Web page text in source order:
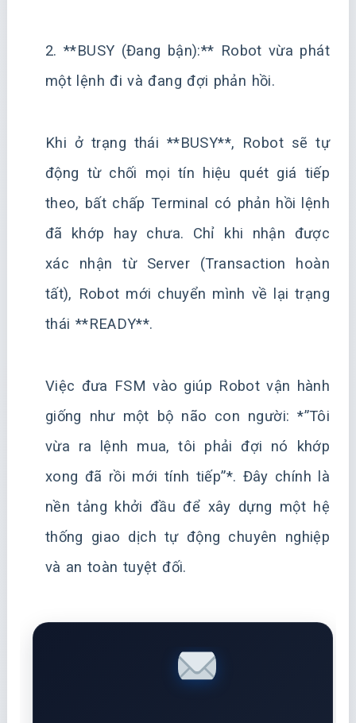
2. **BUSY (Đang bận):** Robot vừa phát
một lệnh đi và đang đợi phản hồi.
Khi ở trạng thái **BUSY**, Robot sẽ tự
động từ chối mọi tín hiệu quét giá tiếp
theo, bất chấp Terminal có phản hồi lệnh
đã khớp hay chưa. Chỉ khi nhận được
xác nhận từ Server (Transaction hoàn
tất), Robot mới chuyển mình về lại trạng
thái **READY**.
Việc đưa FSM vào giúp Robot vận hành
giống như một bộ não con người: *”Tôi
vừa ra lệnh mua, tôi phải đợi nó khớp
xong đã rồi mới tính tiếp”*. Đây chính là
nền tảng khởi đầu để xây dựng một hệ
thống giao dịch tự động chuyên nghiệp
và an toàn tuyệt đối.